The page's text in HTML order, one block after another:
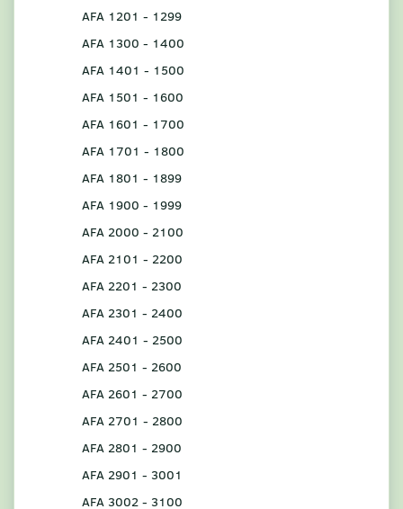
AFA 1201 - 1299
AFA 1300 - 1400
AFA 1401 - 1500
AFA 1501 - 1600
AFA 1601 - 1700
AFA 1701 - 1800
AFA 1801 - 1899
AFA 1900 - 1999
AFA 2000 - 2100
AFA 2101 - 2200
AFA 2201 - 2300
AFA 2301 - 2400
AFA 2401 - 2500
AFA 2501 - 2600
AFA 2601 - 2700
AFA 2701 - 2800
AFA 2801 - 2900
AFA 2901 - 3001
AFA 3002 - 3100